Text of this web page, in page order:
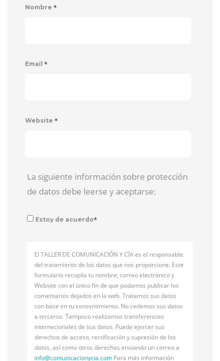
Nombre *
Email *
Website *
La siguiente información sobre protección
de datos debe leerse y aceptarse:
Estoy de acuerdo*
El TALLER DE COMUNICACIÓN Y CÍA es el responsable
del tratamiento de los datos que nos proporcione. Este
formulario recopila tu nombre, correo electrónico y
Website con el único fin de que podamos publicar los
comentarios dejados en la web. Tratamos sus datos
con base en tu consentimiento. No cedemos sus datos
a terceros. Tampoco realizamos transferencias
internacionales de sus datos. Puede ejercer sus
derechos de acceso, rectificación y supresión de los
datos, así como otros derechos enviando un correo a
info@comunicacionycia.com Para más información